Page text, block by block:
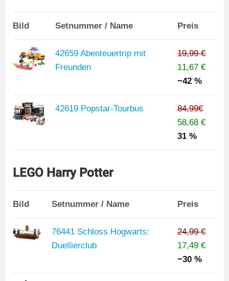
Bild Setnummer / Name Preis
42659 Abenteuertrip mit
Freunden
19,99 €
11,67 €
−42 %
42619 Popstar-Tourbus
84,99€
58,68 €
31 %
LEGO Harry Potter
Bild Setnummer / Name Preis
76441 Schloss Hogwarts:
Duellierclub
24,99 €
17,49 €
−30 %